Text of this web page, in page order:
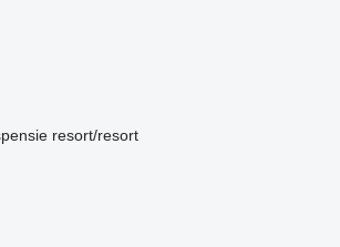
resort/resort